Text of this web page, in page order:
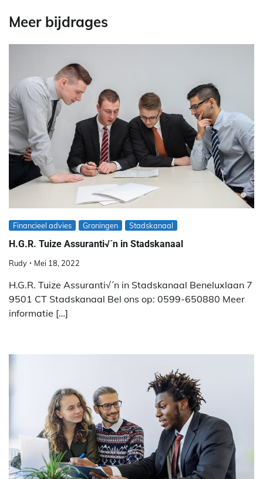
Meer bijdrages
Financieel advies Groningen Stadskanaal
H.G.R. Tuize Assuranti√´n in Stadskanaal
Rudy Mei 18, 2022
H.G.R. Tuize Assuranti√´n in Stadskanaal Beneluxlaan 7
9501 CT Stadskanaal Bel ons op: 0599-650880 Meer
informatie […]